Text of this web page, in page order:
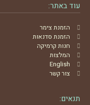
עוד באתר:
הזמנת צימר
הזמנת סדנאות
חנות קרמיקה
המלצות
English
צור קשר
תנאים: